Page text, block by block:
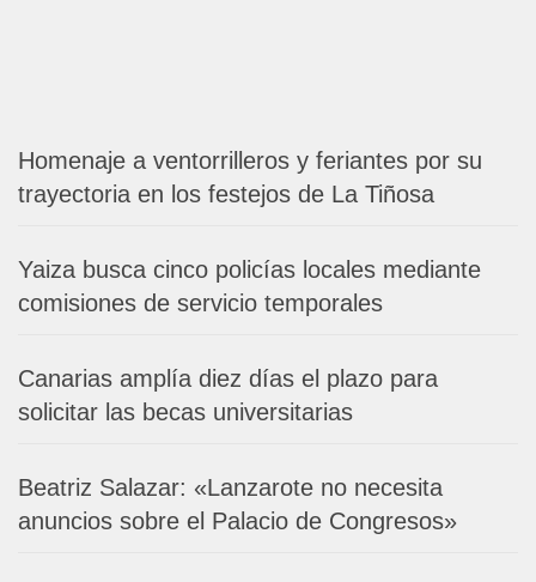
Homenaje a ventorrilleros y feriantes por su
trayectoria en los festejos de La Tiñosa
Yaiza busca cinco policías locales mediante
comisiones de servicio temporales
Canarias amplía diez días el plazo para
solicitar las becas universitarias
Beatriz Salazar: «Lanzarote no necesita
anuncios sobre el Palacio de Congresos»